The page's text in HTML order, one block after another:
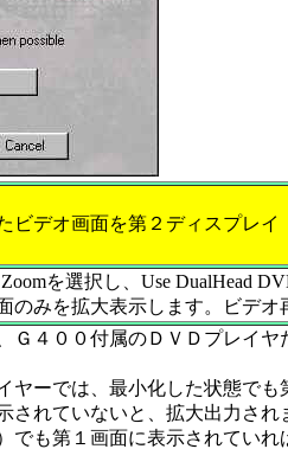
ビデオ画面を第２ディスプレイ
を選択し、Use DualHead
のみを拡大表示します。ビデオ
Ｇ４００付属のＤＶＤプレイ
ヤーでは、最小化した状態で
されていないと、拡大出力され
でも第１画面に表示されてい